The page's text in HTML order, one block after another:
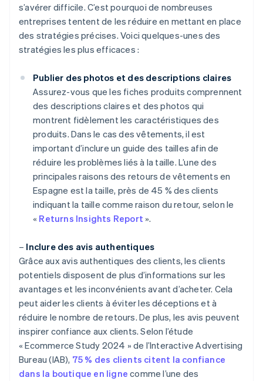
s’avérer difficile. C’est pourquoi de nombreuses
entreprises tentent de les réduire en mettant en place
des stratégies précises. Voici quelques-unes des
stratégies les plus efficaces :
Publier des photos et des descriptions claires
Assurez-vous que les fiches produits comprennent
des descriptions claires et des photos qui
montrent fidèlement les caractéristiques des
produits. Dans le cas des vêtements, il est
important d’inclure un guide des tailles afin de
réduire les problèmes liés à la taille. L’une des
principales raisons des retours de vêtements en
Espagne est la taille, près de 45 % des clients
indiquant la taille comme raison du retour, selon le
« Returns Insights Report ».
– Inclure des avis authentiques
Grâce aux avis authentiques des clients, les clients
potentiels disposent de plus d’informations sur les
avantages et les inconvénients avant d’acheter. Cela
peut aider les clients à éviter les déceptions et à
réduire le nombre de retours. De plus, les avis peuvent
inspirer confiance aux clients. Selon l’étude
« Ecommerce Study 2024 » de l’Interactive Advertising
Bureau (IAB), 75 % des clients citent la confiance
dans la boutique en ligne comme l’une des